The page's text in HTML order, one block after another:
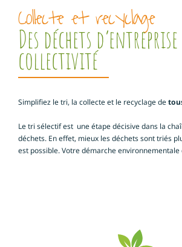
Collecte et recyclage
Des déchets
collectivité
Simplifiez le tri, la collecte et le recyclage de
Le tri sélectif est une étape décisive dans la
déchets. En effet, mieux les déchets sont triés
est possible. Votre démarche